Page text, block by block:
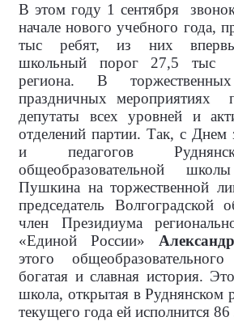
В этом году 1 сентября
начале нового учебного года,
тыс ребят, из них
школьный порог 27,5 тыс
региона. В
праздничных мероприятиях
депутаты всех уровней и
отделений партии. Так, с Днем
и педагогов
общеобразовательной
Пушкина на торжественной
председатель Волгоградской
член Президиума
«Единой России»
этого
богатая и славная история.
школа, открытая в Руднянском
текущего года ей исполнится 86